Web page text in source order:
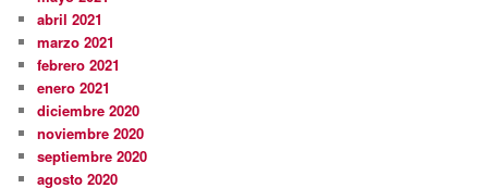
abril 2021
marzo 2021
febrero 2021
enero 2021
diciembre 2020
noviembre 2020
septiembre 2020
agosto 2020